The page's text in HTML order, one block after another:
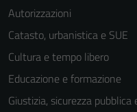
Autorizzazioni
Catasto, urbanistica e SUE
Cultura e tempo libero
Educazione e formazione
Giustizia, sicurezza